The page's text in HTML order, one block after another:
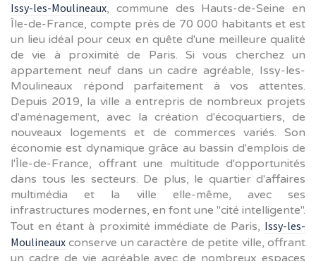
Issy-les-Moulineaux, commune des Hauts-de-Seine en
Île-de-France, compte près de 70 000 habitants et est
un lieu idéal pour ceux en quête d'une meilleure qualité
de vie à proximité de Paris. Si vous cherchez un
appartement neuf dans un cadre agréable, Issy-les-
Moulineaux répond parfaitement à vos attentes.
Depuis 2019, la ville a entrepris de nombreux projets
d'aménagement, avec la création d'écoquartiers, de
nouveaux logements et de commerces variés. Son
économie est dynamique grâce au bassin d'emplois de
l'Île-de-France, offrant une multitude d'opportunités
dans tous les secteurs. De plus, le quartier d'affaires
multimédia et la ville elle-même, avec ses
infrastructures modernes, en font une "cité intelligente".
Tout en étant à proximité immédiate de Paris, Issy-les-
Moulineaux conserve un caractère de petite ville, offrant